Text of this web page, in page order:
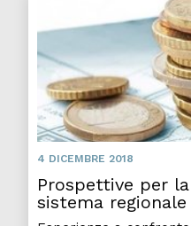
4 DICEMBRE 2018
Prospettive per
sistema